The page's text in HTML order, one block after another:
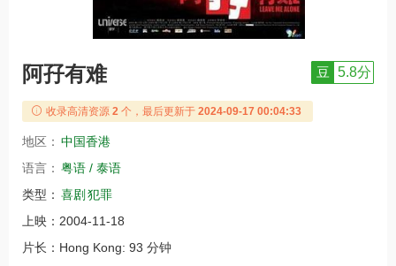
阿孖有难 豆 5.8分
收录高清资源 2 个，最后更新于 2024-09-17 00:04:33
地区： 中国香港
语言： 粤语 / 泰语
类型： 喜剧 犯罪
上映： 2004-11-18
片长： Hong Kong: 93 分钟